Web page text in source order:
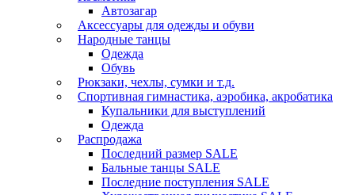
Автозагар
Аксессуары для одежды и обуви
Народные танцы
Одежда
Обувь
Рюкзаки, чехлы, сумки и т.д.
Спортивная гимнастика, аэробика, акробатика
Купальники для выступлений
Одежда
Распродажа
Последний размер SALE
Бальные танцы SALE
Последние поступления SALE